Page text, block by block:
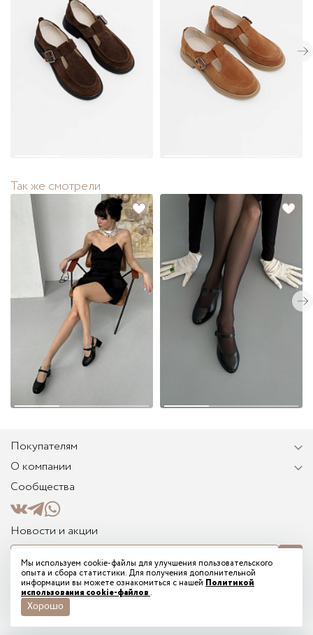
Так же смотрели
Покупателям
О компании
Сообщества
Новости и акции
Я соглашаюсь на получение информационных и рекламных сообщений от
TREGUBOV на указанный мной email и подтверждаю ознакомление с
электронным согласием на рассылку
Мы используем cookie-файлы для улучшения пользовательского
опыта и сбора статистики. Для получения дополнительной
информации вы можете ознакомиться с нашей Политикой
использования cookie-файлов .
Хорошо